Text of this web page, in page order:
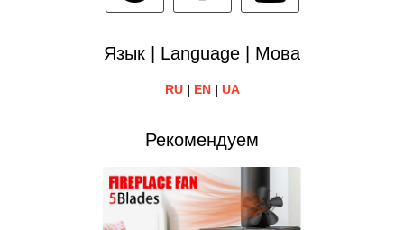
Язык | Language | Мова
RU| EN| UA
Рекомендуем